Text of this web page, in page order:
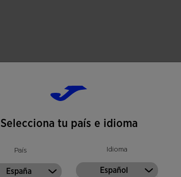
Selecciona tu país e idioma
País
España
Idioma
Español